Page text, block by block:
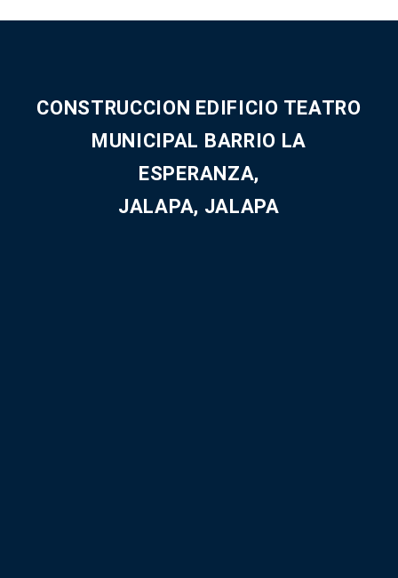
CONSTRUCCION EDIFICIO TEATRO
MUNICIPAL BARRIO LA
ESPERANZA,
JALAPA, JALAPA